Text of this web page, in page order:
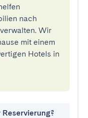
nach
Wir
mit einem
Hotels in